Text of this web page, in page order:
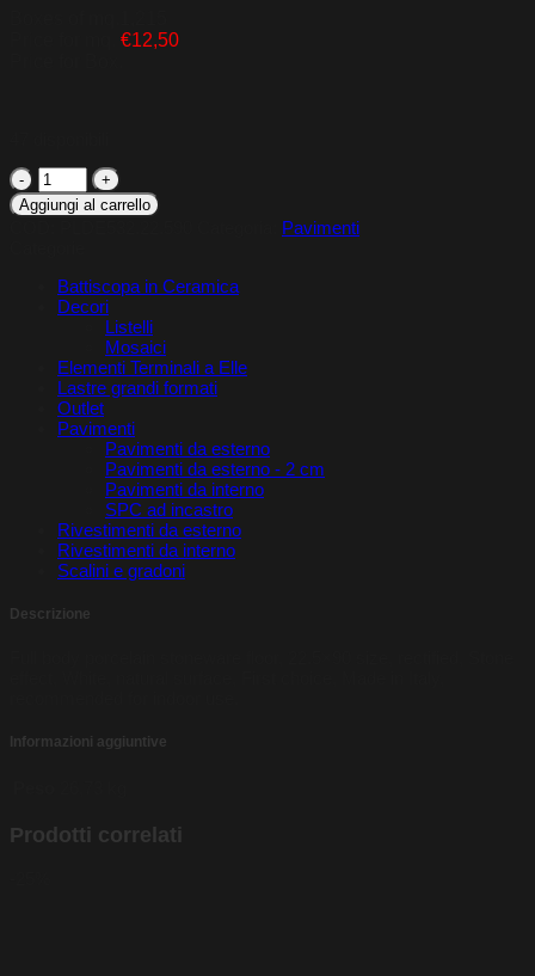
€12,50
22.5x90
Porcelain
stoneware
DE532
quantità
Aggiungi al carrello
Pavimenti
Battiscopa in Ceramica
Decori
Listelli
Mosaici
Elementi Terminali a Elle
Lastre grandi formati
Outlet
Pavimenti
Pavimenti da esterno
Pavimenti da esterno - 2 cm
Pavimenti da interno
SPC ad incastro
Rivestimenti da esterno
Rivestimenti da interno
Scalini e gradoni
Descrizione
Informazioni aggiuntive
Prodotti correlati